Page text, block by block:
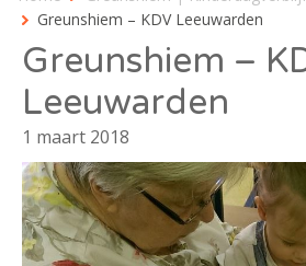
Greunshiem – KDV Leeuwarden
Greunshiem –
Leeuwarden
1 maart 2018